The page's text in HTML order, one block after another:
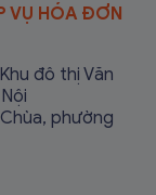
VỤ HÓA ĐƠN
đô thị Văn
phường